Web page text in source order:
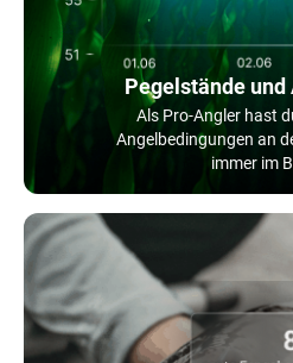
Pegelstände
Als Pro-Angler hast
Angelbedingungen an
immer im